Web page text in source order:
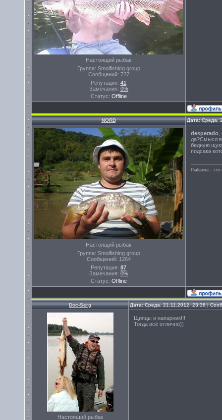
Настоящий рыбак
Группа: Smolfishing group
Сообщений: 727
Репутация: 41
Замечания: 0%
Статус: Offline
NORD Дата: Среда,
Настоящий рыбак
Группа: Smolfishing group
Сообщений: 1264
Репутация: 87
Замечания: 0%
Статус: Offline
desperado
да?Смысл в
бедную
подсака
Рыбалка -
Doc-Serg Дата: Среда, 21.11.2012, 23:36 |
Настоящий рыбак
Щипцы и напарник!!!
Тогда всё отлично))